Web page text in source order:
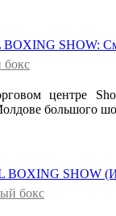
BOXING
бокс
центре
большого
BOXING
бокс